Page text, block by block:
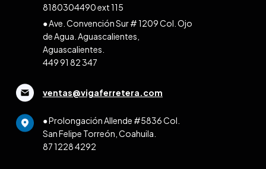
8180304490 ext 115
● Ave. Convención Sur # 1209 Col. Ojo
de Agua. Aguascalientes,
Aguascalientes.
449 91 82 347
ventas@vigaferretera.com
● Prolongación Allende #5836 Col.
San Felipe Torreón, Coahuila.
87 1228 4292